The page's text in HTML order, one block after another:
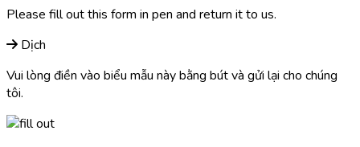
Please fill outthis form in pen and return it to us.
Dịch
Vui lòng điền vào biểu mẫu này bằng bút và gửi lại cho chúng
tôi.